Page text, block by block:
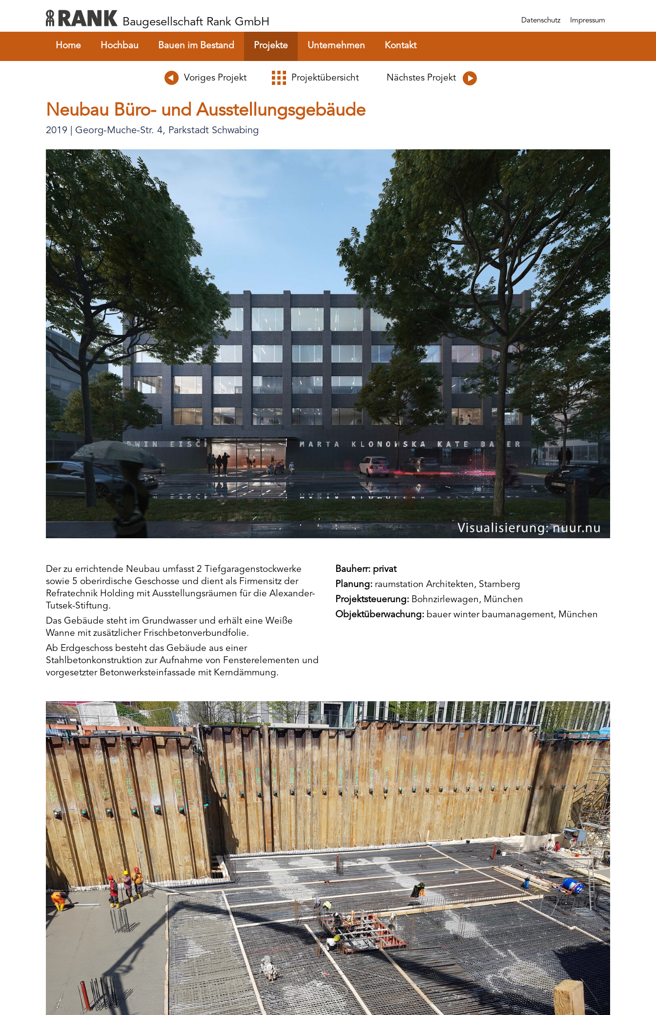
Impressum
Datenschutz
Baugesellschaft Rank GmbH
Home Hochbau Bauen im Bestand Projekte Unternehmen Kontakt
Voriges Projekt Projektübersicht Nächstes Projekt
Neubau Büro- und Ausstellungsgebäude
2019 | Georg-Muche-Str. 4, Parkstadt Schwabing
Der zu errichtende Neubau umfasst 2 Tiefgaragenstockwerke
sowie 5 oberirdische Geschosse und dient als Firmensitz der
Refratechnik Holding mit Ausstellungsräumen für die Alexander-
Tutsek-Stiftung.
Das Gebäude steht im Grundwasser und erhält eine Weiße
Wanne mit zusätzlicher Frischbetonverbundfolie.
Ab Erdgeschoss besteht das Gebäude aus einer
Stahlbetonkonstruktion zur Aufnahme von Fensterelementen und
vorgesetzter Betonwerksteinfassade mit Kerndämmung.
Bauherr: privat
Planung: raumstation Architekten, Starnberg
Projektsteuerung: Bohnzirlewagen, München
Objektüberwachung: bauer winter baumanagement, München